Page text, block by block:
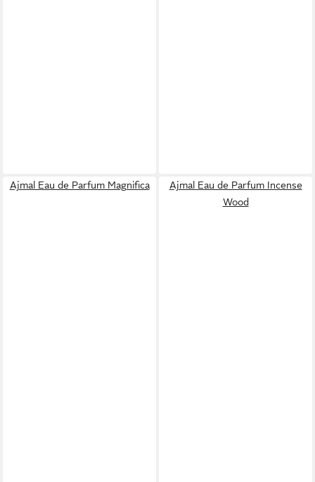
Ajmal Eau de Parfum Magnifica
Ajmal Eau de Parfum Incense
Wood